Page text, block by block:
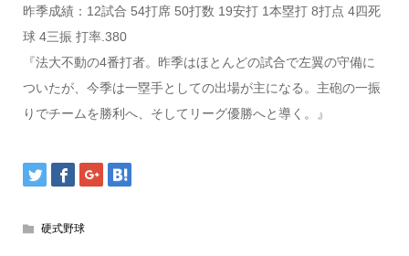
昨季成績：12試合 54打席 50打数 19安打 1本塁打 8打点 4四死
球 4三振 打率.380
『法大不動の4番打者。昨季はほとんどの試合で左翼の守備に
ついたが、今季は一塁手としての出場が主になる。主砲の一振
りでチームを勝利へ、そしてリーグ優勝へと導く。』
硬式野球